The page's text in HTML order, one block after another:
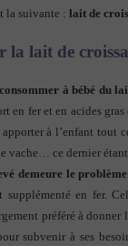
la suivante : lait de
la lait de
à bébé du
en fer et en acides
apporter à l’enfant
vache… ce dernier
demeure le
supplémenté en fer.
préféré à
subvenir à ses